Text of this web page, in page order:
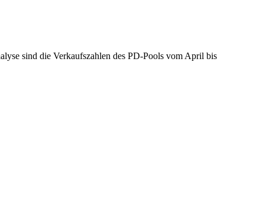
sind die Verkaufszahlen des PD-Pools vom April bis